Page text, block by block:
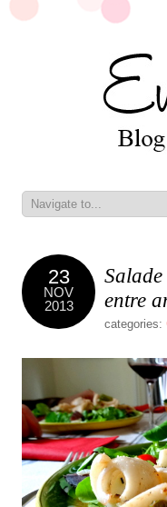
23
NOV
2013
entre
categories: